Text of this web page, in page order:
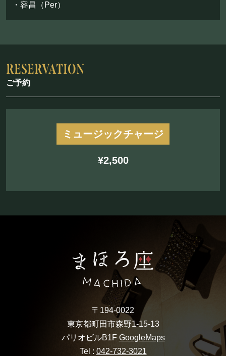
・容昌（Per）
ご予約
ミュージックチャージ
¥2,500
〒194-0022
東京都町田市森野1-15-13
パリオビルB1F GoogleMaps
Tel : 042-732-3021